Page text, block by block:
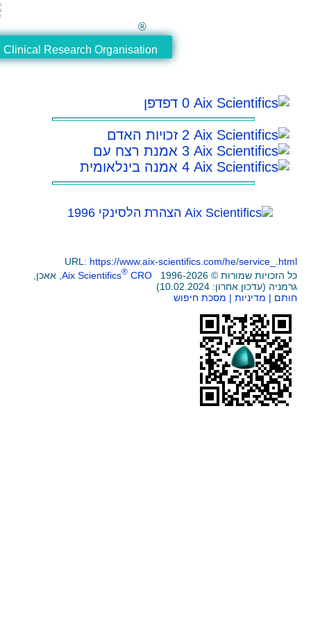
® Clinical Research Organisation
0 דפדפן
2 זכויות האדם
3 אמנת רצח עם
4 אמנה בינלאומית
הצהרת הלסינקי 1996
URL:https://www.aix-scientifics.com/he
1996-2026
Aix Scientifics®CRO
, אאכן,
10.02.2024)
| מסכת חיפוש